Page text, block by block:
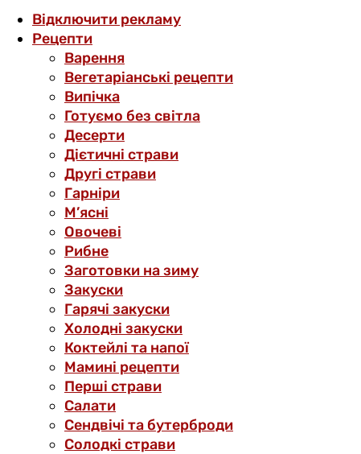
Відключити рекламу
Рецепти
Варення
Вегетаріанські рецепти
Випічка
Готуємо без світла
Десерти
Дієтичні страви
Другі страви
Гарніри
М’ясні
Овочеві
Рибне
Заготовки на зиму
Закуски
Гарячі закуски
Холодні закуски
Коктейлі та напої
Мамині рецепти
Перші страви
Салати
Сендвічі та бутерброди
Солодкі страви